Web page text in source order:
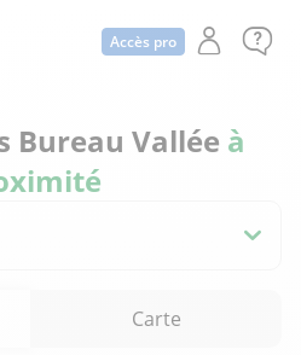
Accès pro
Bureau Vallée à
Carte